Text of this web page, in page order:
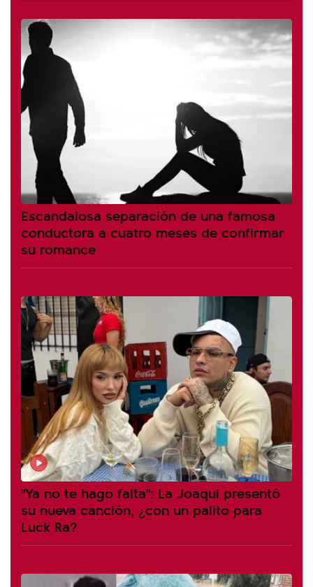
Escandalosa separación de una famosa
conductora a cuatro meses de confirmar
su romance
"Ya no te hago falta": La Joaqui presentó
su nueva canción, ¿con un palito para
Luck Ra?